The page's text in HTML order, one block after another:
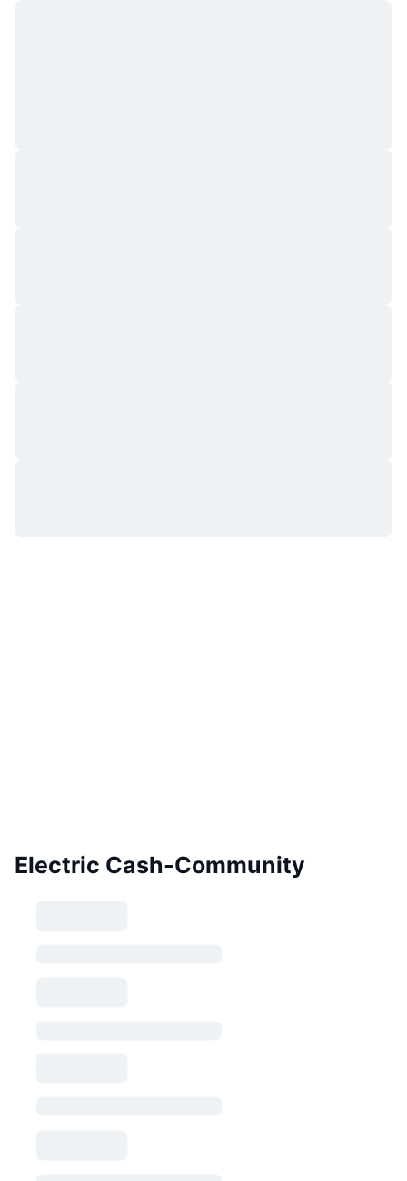
Electric Cash-Community